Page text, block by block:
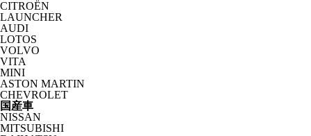
CITROËN
LAUNCHER
AUDI
LOTOS
VOLVO
VITA
MINI
ASTON MARTIN
CHEVROLET
国産車
NISSAN
MITSUBISHI